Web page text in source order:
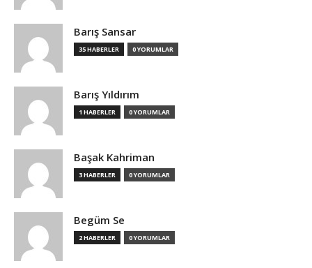
Barış Sansar
35 HABERLER 0 YORUMLAR
Barış Yıldırım
1 HABERLER 0 YORUMLAR
Başak Kahriman
3 HABERLER 0 YORUMLAR
Begüm Se
2 HABERLER 0 YORUMLAR